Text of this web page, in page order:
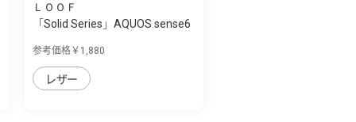
ＬＯＯＦ
「Solid Series」AQUOS sense6
参考価格￥1,880
レザー